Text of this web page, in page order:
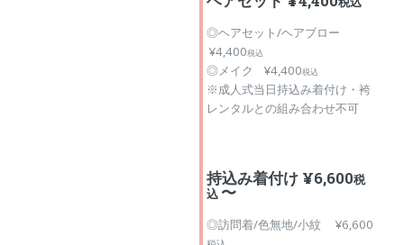
◎ヘアセット/ヘアブロー
¥4,400税込
◎メイク ¥4,400税込
※成人式当日持込み着付け・袴
レンタルとの組み合わせ不可
持込み着付け ¥6,600税
込 〜
◎訪問着/色無地/小紋 ¥6,600